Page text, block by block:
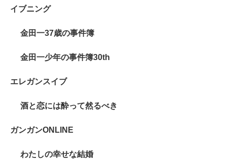
イブニング
金田一37歳の事件簿
金田一少年の事件簿30th
エレガンスイブ
酒と恋には酔って然るべき
ガンガンONLINE
わたしの幸せな結婚